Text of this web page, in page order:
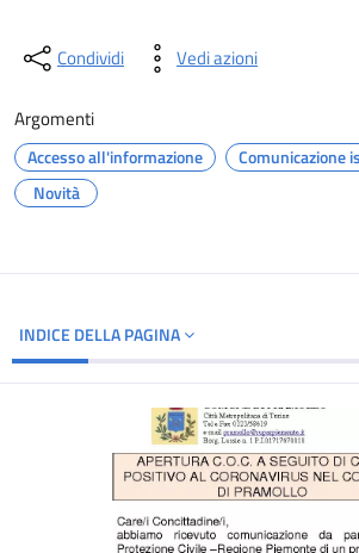
Condividi Vedi azioni
Argomenti
Accesso all'informazione
Comunicazione
Novità
INDICE DELLA PAGINA